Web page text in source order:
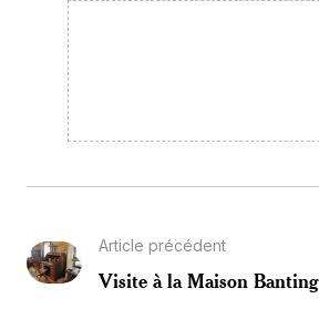
Article précédent
Visite à la Maison Banting